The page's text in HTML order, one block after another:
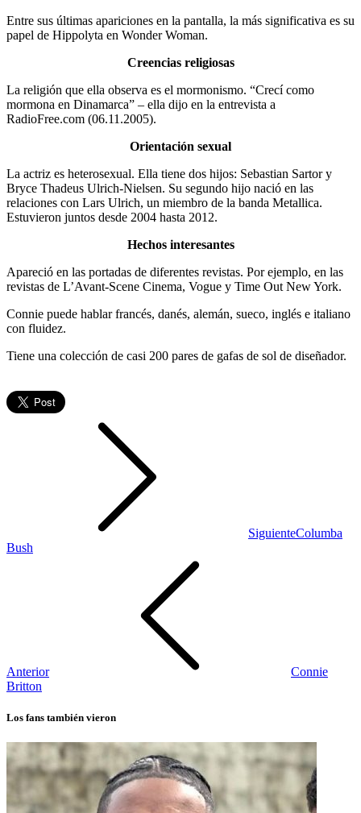
Entre sus últimas apariciones en la pantalla, la más significativa es su
papel de Hippolyta en Wonder Woman.
Creencias religiosas
La religión que ella observa es el mormonismo. “Crecí como
mormona en Dinamarca” – ella dijo en la entrevista a
RadioFree.com (06.11.2005).
Orientación sexual
La actriz es heterosexual. Ella tiene dos hijos: Sebastian Sartor y
Bryce Thadeus Ulrich-Nielsen. Su segundo hijo nació en las
relaciones con Lars Ulrich, un miembro de la banda Metallica.
Estuvieron juntos desde 2004 hasta 2012.
Hechos interesantes
Apareció en las portadas de diferentes revistas. Por ejemplo, en las
revistas de L’Avant-Scene Cinema, Vogue y Time Out New York.
Connie puede hablar francés, danés, alemán, sueco, inglés e italiano
con fluidez.
Tiene una colección de casi 200 pares de gafas de sol de diseñador.
SiguienteColumba
Bush
Anterior
Connie
Britton
Los fans también vieron